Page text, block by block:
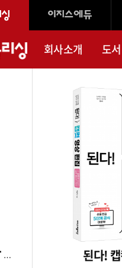
회사소개 도서
된다! 제미나이, 클로드, 챗GPT AI 챗봇 만들기 된다!